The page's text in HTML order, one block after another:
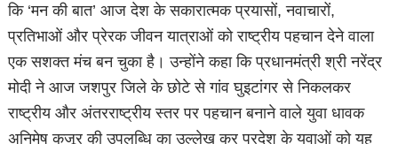
कि ‘मन की बात’ आज देश के सकारात्मक प्रयासों, नवाचारों,
प्रतिभाओं और प्रेरक जीवन यात्राओं को राष्ट्रीय पहचान देने वाला
एक सशक्त मंच बन चुका है। उन्होंने कहा कि प्रधानमंत्री श्री नरेंद्र
मोदी ने आज जशपुर जिले के छोटे से गांव घुइटांगर से निकलकर
राष्ट्रीय और अंतरराष्ट्रीय स्तर पर पहचान बनाने वाले युवा धावक
अनिमेष कुजूर की उपलब्धि का उल्लेख कर प्रदेश के युवाओं को यह